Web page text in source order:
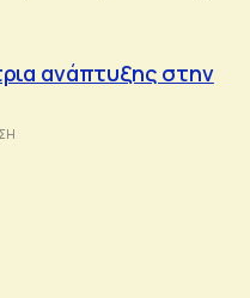
ανάπτυξης στην